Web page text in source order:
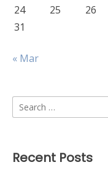
24
25 26
31
« Mar
Search
for:
Recent Posts